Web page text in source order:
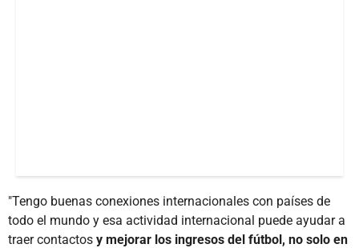
"Tengo buenas conexiones internacionales con países de
todo el mundo y esa actividad internacional puede ayudar a
traer contactos y mejorar los ingresos del fútbol, no solo en